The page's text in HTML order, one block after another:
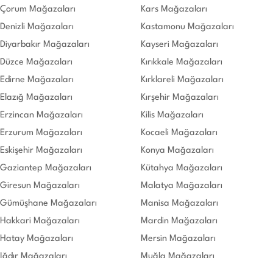
Çorum Mağazaları
Denizli Mağazaları
Diyarbakır Mağazaları
Düzce Mağazaları
Edirne Mağazaları
Elazığ Mağazaları
Erzincan Mağazaları
Erzurum Mağazaları
Eskişehir Mağazaları
Gaziantep Mağazaları
Giresun Mağazaları
Gümüşhane Mağazaları
Hakkari Mağazaları
Hatay Mağazaları
Kars Mağazaları
Kastamonu Mağazaları
Kayseri Mağazaları
Kırıkkale Mağazaları
Kırklareli Mağazaları
Kırşehir Mağazaları
Kilis Mağazaları
Kocaeli Mağazaları
Konya Mağazaları
Kütahya Mağazaları
Malatya Mağazaları
Manisa Mağazaları
Mardin Mağazaları
Mersin Mağazaları